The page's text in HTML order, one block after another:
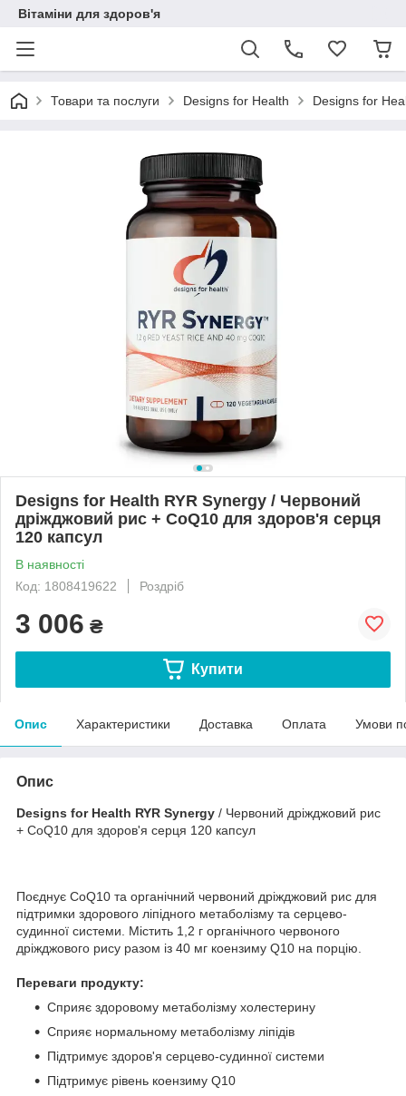
Вітаміни для здоров'я
Товари та послуги Designs for Health Designs for
Designs for Health RYR Synergy / Червоний
дріжджовий рис + CoQ10 для здоров'я серця
120 капсул
В наявності
Код: 1808419622
Роздріб
3 006 ₴
Купити
Опис Характеристики Доставка Оплата Умови
Опис
Designs for Health RYR Synergy / Червоний дріжджовий рис
+ CoQ10 для здоров'я серця 120 капсул
Поєднує CoQ10 та органічний червоний дріжджовий рис для
підтримки здорового ліпідного метаболізму та серцево-
судинної системи. Містить 1,2 г органічного червоного
дріжджового рису разом із 40 мг коензиму Q10 на порцію.
Переваги продукту:
Сприяє здоровому метаболізму холестерину
Сприяє нормальному метаболізму ліпідів
Підтримує здоров'я серцево-судинної системи
Підтримує рівень коензиму Q10